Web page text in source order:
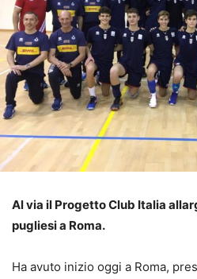
Al via il Progetto Club Italia
pugliesi a Roma.
Ha avuto inizio oggi a Roma,